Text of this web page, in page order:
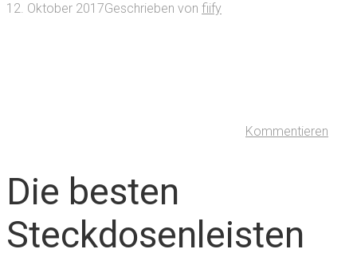
12. Oktober 2017Geschrieben von fiify
Kommentieren
Die besten
Steckdosenleisten